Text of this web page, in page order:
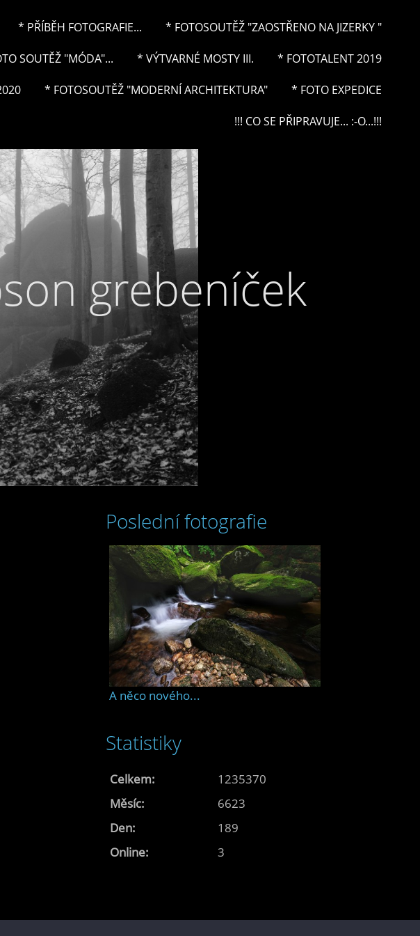
* PŘÍBĚH FOTOGRAFIE... * FOTOSOUTĚŽ "ZAOSTŘENO NA JIZERKY "
SOUTĚŽ "MÓDA"... * VÝTVARNÉ MOSTY III. * FOTOTALENT 2019
* FOTOSOUTĚŽ "MODERNÍ ARCHITEKTURA" * FOTO EXPEDICE
!!! CO SE PŘIPRAVUJE... :-O...!!!
grebeníček
Poslední fotografie
A něco nového...
Statistiky
Online: 3
Celkem:
1235370
Měsíc:
6623
Den:
189